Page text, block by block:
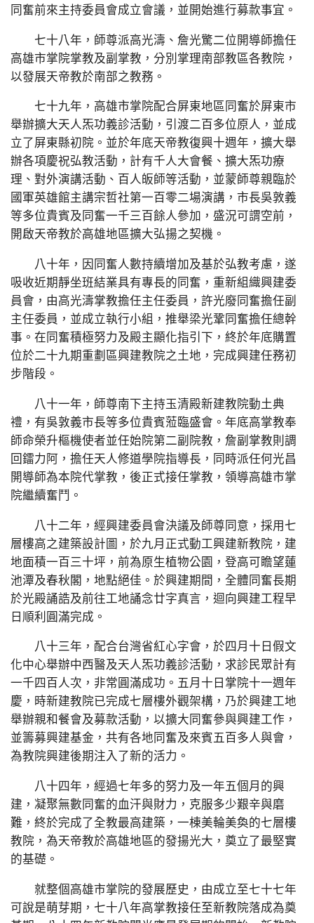
同奮前來主持委員會成立會議，並開始進行募款事宜。
七十八年，師尊派高光濤、詹光驚二位開導師擔任
高雄市掌院掌教及副掌教，分別掌理南部教區各教院，
以發展天帝教於南部之教務。
七十九年，高雄市掌院配合屏東地區同奮於屏東市
舉辦擴大天人炁功義診活動，引渡二百多位原人，並成
立了屏東縣初院。並於年底天帝教復興十週年，擴大舉
辦各項慶祝弘教活動，計有千人大會餐、擴大炁功療
理、對外演講活動、百人皈師等活動，並蒙師尊親臨於
國軍英雄館主講宗哲社第一百零二場演講，市長吳敦義
等多位貴賓及同奮一千三百餘人參加，盛況可謂空前，
開啟天帝教於高雄地區擴大弘揚之契機。
八十年，因同奮人數持續增加及基於弘教考慮，遂
吸收近期靜坐班結業具有專長的同奮，重新組織興建委
員會，由高光濤掌教擔任主任委員，許光廢同奮擔任副
主任委員，並成立執行小組，推舉梁光鞏同奮擔任總幹
事。在同奮積極努力及殿主顯化指引下，終於年底購置
位於二十九期重劃區興建教院之土地，完成興建任務初
步階段。
八十一年，師尊南下主持玉清殿新建教院動土典
禮，有吳敦義市長等多位貴賓蒞臨盛會。年底高掌教奉
師命榮升樞機使者並任始院第二副院教，詹副掌教則調
回鐳力阿，擔任天人修道學院指導長，同時派任何光昌
開導師為本院代掌教，後正式接任掌教，領導高雄市掌
院繼續奮鬥。
八十二年，經興建委員會決議及師尊同意，採用七
層樓高之建築設計圖，於九月正式動工興建新教院，建
地面積一百三十坪，前為原生植物公園，登高可瞻望蓮
池潭及春秋閣，地點絕佳。於興建期間，全體同奮長期
於光殿誦誥及前往工地誦念廿字真言，迴向興建工程早
日順利圓滿完成。
八十三年，配合台灣省紅心字會，於四月十日假文
化中心舉辦中西醫及天人炁功義診活動，求診民眾計有
一千四百人次，非常圓滿成功。五月十日掌院十一週年
慶，時新建教院已完成七層樓外觀架構，乃於興建工地
舉辦親和餐會及募款活動，以擴大同奮參與興建工作，
並籌募興建基金，共有各地同奮及來賓五百多人與會，
為教院興建後期注入了新的活力。
八十四年，經過七年多的努力及一年五個月的興
建，凝聚無數同奮的血汗與財力，克服多少艱辛與磨
難，終於完成了全教最高建築，一棟美輪美奐的七層樓
教院，為天帝教於高雄地區的發揚光大，奠立了最堅實
的基礎。
就整個高雄市掌院的發展歷史，由成立至七十七年
可說是萌芽期，七十八年高掌教接任至新教院落成為奠